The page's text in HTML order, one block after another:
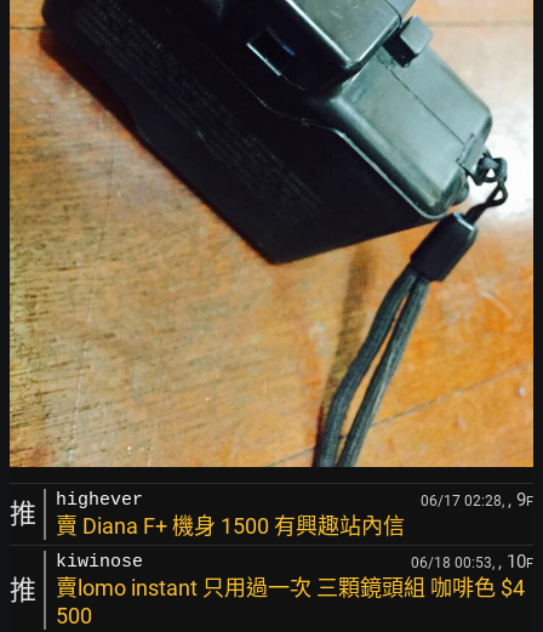
推 highever 06/17 02:28, , 9F
賣 Diana F+ 機身 1500 有興趣站內信
推
kiwinose 06/18 00:53, , 10F
賣lomo instant 只用過一次 三顆鏡頭組 咖啡色 $4
500